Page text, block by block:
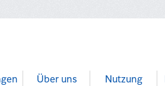
Über uns Nutzung